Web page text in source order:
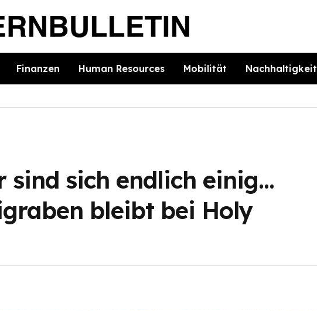
Finanzen Human Resources Mobilität Nachhaltigkeit
sind sich endlich einig…
bleibt bei Holy